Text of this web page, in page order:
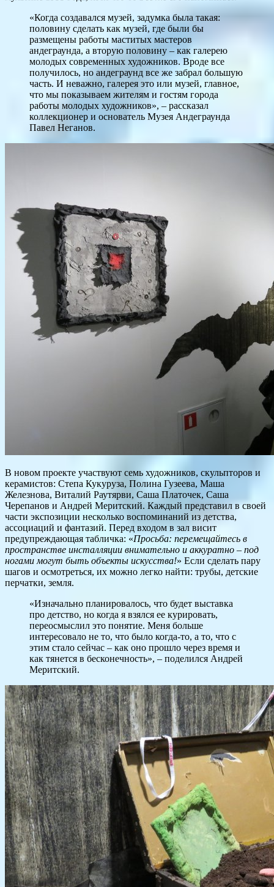
«Когда создавался музей, задумка была такая:
половину сделать как музей, где были бы
размещены работы маститых мастеров
андеграунда, а вторую половину – как галерею
молодых современных художников. Вроде все
получилось, но андеграунд все же забрал большую
часть. И неважно, галерея это или музей, главное,
что мы показываем жителям и гостям города
работы молодых художников», – рассказал
коллекционер и основатель Музея Андеграунда
Павел Неганов.
В новом проекте участвуют семь художников, скульпторов и
керамистов: Степа Кукуруза, Полина Гузеева, Маша
Железнова, Виталий Раутярви, Саша Платочек, Саша
Черепанов и Андрей Меритский. Каждый представил в своей
части экспозиции несколько воспоминаний из детства,
ассоциаций и фантазий. Перед входом в зал висит
предупреждающая табличка: «Просьба: перемещайтесь в
пространстве инсталляции внимательно и аккуратно – под
ногами могут быть объекты искусства!» Если сделать пару
шагов и осмотреться, их можно легко найти: трубы, детские
перчатки, земля.
«Изначально планировалось, что будет выставка
про детство, но когда я взялся ее курировать,
переосмыслил это понятие. Меня больше
интересовало не то, что было когда-то, а то, что с
этим стало сейчас – как оно прошло через время и
как тянется в бесконечность», – поделился Андрей
Меритский.